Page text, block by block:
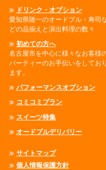
ドリンク・オプション
愛知県随一のオードブル・寿司
どの品揃えと演出料理の数々
初めての方へ
名古屋市を中心に様々なお客様
パーティーのお手伝いをしており
ます。
パフォーマンスオプション
コミコミプラン
スイーツ特集
オードブルデリバリー
サイトマップ
個人情報保護方針